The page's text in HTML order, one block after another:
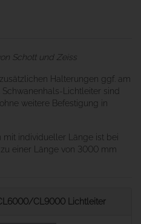
Schott und Zeiss
Halterungen ggf. am
Lichtleiter sind
weitere Befestigung in
mit individueller Länge ist bei
einer Länge von 3000 mm
CL9000 Lichtleiter